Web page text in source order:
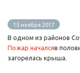
15 ноября 2017
В одном из районов
Пожар началсяв
загорелась крыша.